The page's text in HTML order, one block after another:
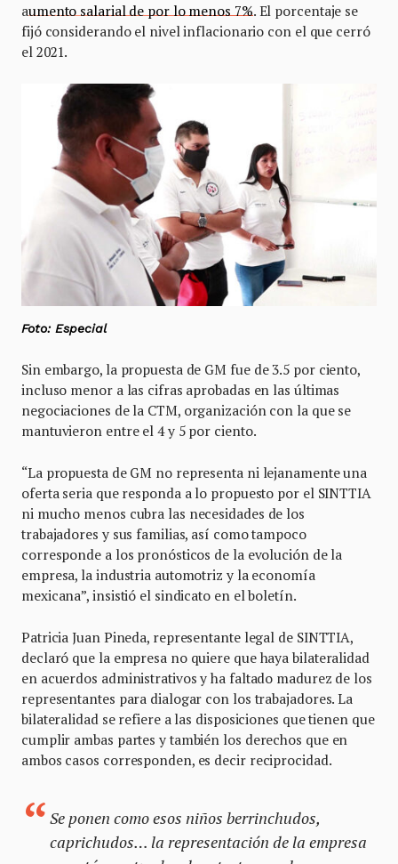
aumento salarial de por lo menos 7%. El porcentaje se
fijó considerando el nivel inflacionario con el que cerró
el 2021.
Foto: Especial
Sin embargo, la propuesta de GM fue de 3.5 por ciento,
incluso menor a las cifras aprobadas en las últimas
negociaciones de la CTM, organización con la que se
mantuvieron entre el 4 y 5 por ciento.
“La propuesta de GM no representa ni lejanamente una
oferta seria que responda a lo propuesto por el SINTTIA
ni mucho menos cubra las necesidades de los
trabajadores y sus familias, así como tampoco
corresponde a los pronósticos de la evolución de la
empresa, la industria automotriz y la economía
mexicana”, insistió el sindicato en el boletín.
Patricia Juan Pineda, representante legal de SINTTIA,
declaró que la empresa no quiere que haya bilateralidad
en acuerdos administrativos y ha faltado madurez de los
representantes para dialogar con los trabajadores. La
bilateralidad se refiere a las disposiciones que tienen que
cumplir ambas partes y también los derechos que en
ambos casos corresponden, es decir reciprocidad.
Se ponen como esos niños berrinchudos,
caprichudos… la representación de la empresa